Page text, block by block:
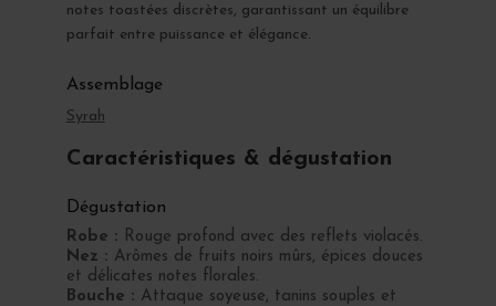
notes toastées discrètes, garantissant un équilibre
parfait entre puissance et élégance.
Assemblage
Syrah
Caractéristiques & dégustation
Dégustation
Robe : Rouge profond avec des reflets violacés.
Nez : Arômes de fruits noirs mûrs, épices douces
et délicates notes florales.
Bouche : Attaque soyeuse, tanins souples et